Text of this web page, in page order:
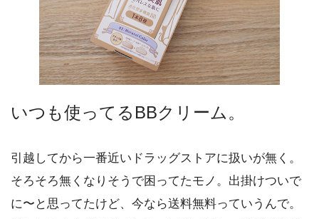
いつも使ってるBBクリーム。
引越してから一番近いドラッグストアに扱いが無く。
そろそろ無くなりそうで困ってたモノ。出掛けついで
に〜と思ってたけど、今なら送料無料っていうんで。